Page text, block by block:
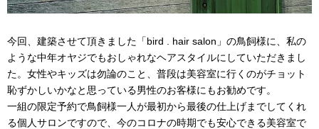
今回、建築させて頂きました「bird . hair salon 」の鳥飼様に、私の
ような中年オヤジでもおしゃれなヘアスタイルにしていただきまし
た。女性やキッズは勿論のこと、普段は美容室に行くのがチョット
恥ずかしいかなと思っている男性のお客様にもお勧めです。
一組の限定予約で鳥飼様一人が最初から最後の仕上げまでしてくれ
る個人サロンですので、今のコロナの時期でも安心できる美容室で